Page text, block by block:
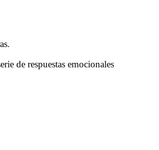
de respuestas emocionales